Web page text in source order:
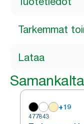
Tarkemmat
Lataa
+19
477843